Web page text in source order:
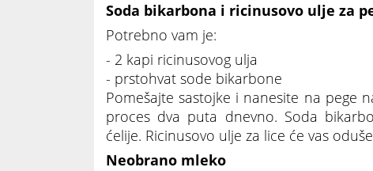
Soda bikarbona i ricinusovo ulje za
Potrebno vam je:
- 2 kapi ricinusovog ulja
- prstohvat sode bikarbone
Pomešajte sastojke i nanesite na pege
proces dva puta dnevno. Soda
ćelije. Ricinusovo ulje za lice će vas
Neobrano mleko